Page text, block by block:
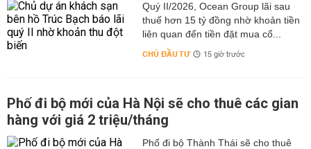
Quý II/2026, Ocean Group lãi sau
thuế hơn 15 tỷ đồng nhờ khoản tiền
liên quan đến tiền đặt mua cổ...
CHỦ ĐẦU TƯ 15 giờ trước
Phố đi bộ mới của Hà Nội sẽ cho thuê các gian
hàng với giá 2 triệu/tháng
Phố đi bộ Thành Thái sẽ cho thuê